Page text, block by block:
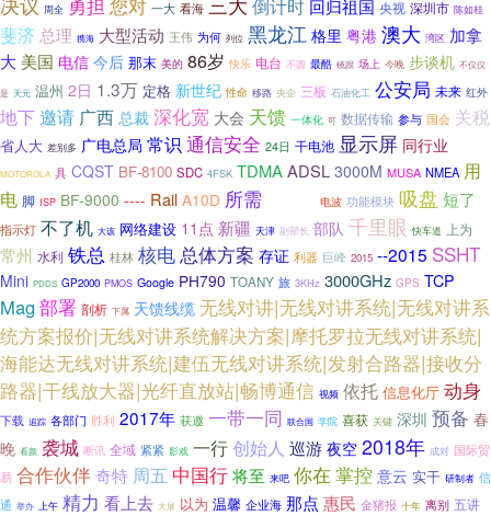
周全 您对 一大 看海 倒计时 回归祖国 央视 深圳市 陈如桂
斐济 总理 携海 大型活动 王伟 为何 列位 黑龙江 格里 粤港澳大 湾区 加拿
大 美国 电信 今后 那末 美的 86岁 快乐 电台 不圆 最酷 镜跟 场上 今晚 步谈机 不仅仅
是 天元 温州 2日 1.3万 定格 新世纪 性命 移路 央企 三板 石油化工 公安局 未来 红外
地下邀请 广西 总裁 深化宽 大会 天馈 一体化 可 数据传输 参与 国会 关税
省人大 差别多 广电总局 常识 通信安全 24日 干电池 显示屏 同行业
MOTOROLA 具 CQST BF-8100 SDC 4FSK TDMAADSL 3000M MUSA NMEA 用
电 脚 ISP BF-9000 ---- Rail A10D 所需 电波 功能模块 吸盘 短了
指示灯 不了机 大该 网络建设 11点 新疆 天津 副部长 部队 千里眼 快车道 上为
常州 水利 铁总 桂林 核电总体方案 存证 利器 巨峰 2015 --2015 SSHT
Mini PDDS GP2000 PMOS Google PH790 TOANY 旅 3KHz 3000GHz GPS TCP
Mag 部署 剖析 下属 天馈线缆 无线对讲|无线对讲系统|无线对讲系
统方案报价|无线对讲系统解决方案|摩托罗拉无线对讲系统|
海能达无线对讲系统|建伍无线对讲系统|发射合路器|接收分
路器|干线放大器|光纤直放站|畅博通信 视频 依托 信息化厅 动身
下载 追踪 各部门 胜利 2017年 获邀 一带一同 联合国 学院 喜获 关键 深圳 预备 春
晚 看颜 袭城 断讯 全域 紧紧 影戏 一行创始人 巡游 夜空 2018年 成对 国际贸
易 合作伙伴奇特 周五 中国行将至 来吧 你在 掌控 意云 实干 研制者 信
通 举办 上午 精力 看上去 大展 以为 温馨 企业海 那点 惠民 金猪报 十年 离别 五讲